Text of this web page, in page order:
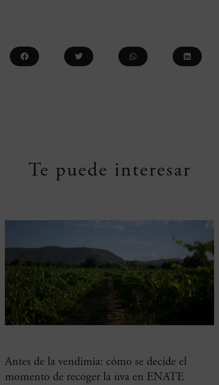
Te puede interesar
Antes de la vendimia: cómo se decide el
momento de recoger la uva en ENATE